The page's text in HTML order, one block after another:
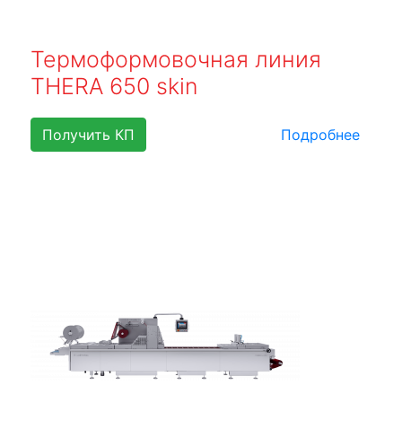
Термоформовочная линия
THERA 650 skin
Получить КП Подробнее